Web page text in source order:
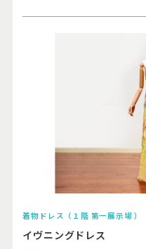
着物ドレス（１階 第一展示場 ）
イヴニングドレス